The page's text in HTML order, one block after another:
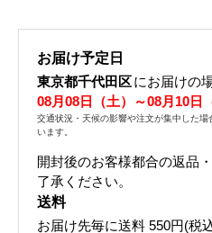
お届け予定日
東京都千代田区にお届けの
08月08日（土）～08月10日
交通状況・天候の影響や注文が集中した
います。
開封後のお客様都合の返品
了承ください。
送料
お届け先毎に送料 550円(税